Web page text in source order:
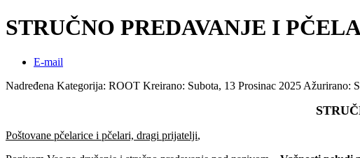
STRUČNO PREDAVANJE I
E-mail
Nadređena Kategorija: ROOT Kreirano: Subota, 13 Prosinac 2025 Ažurirano:
Poštovane pčelarice i pčelari, dragi prijatelji,